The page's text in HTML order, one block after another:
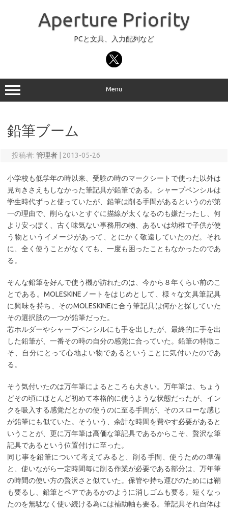
Aperture Priority
PCと文具、入力配列など
Menu
鉛筆ブーム
投稿者: 管理者 2013-05-26
小学校も低学年の時以来、受験の時のマークシートで使った以外は
見向きさえもしなかった筆記具が鉛筆である。シャープペンシルは
学生時代ずっと使っていたが、鉛筆は削る手間があるというのが第
一の理由で、削らないとすぐに描線が太くなるのも嫌だったし、何
より安っぽく、古く味気ない事務用の物、あるいは幼稚で子供が使
う物というイメージがあって、とにかく敬遠していたのだ。それ
に、全く使うことがなくても、一度も困ったこともなかったのであ
る。
そんな鉛筆を好んで使う機が訪れたのは、今から８年くらい前のこ
とである。MOLESKINEノートをはじめとして、様々な文具筆記具
に興味を持ち、そのMOLESKINEに合う筆記具は何かと探していた
その選択肢の一つが鉛筆だった。
芯ホルダーやシャープペンシルにも手を出したが、最終的に手を出
した鉛筆が、一番その時の自分の感覚に合っていた。鉛筆の特徴こ
そ、自分にとって心地よい物であるということに気付いたのであ
る。
そう気付いたのは万年筆によるところも大きい。万年筆は、ちょう
どその頃にほとんど初めて本格的に使うような状態だったが、イン
クを吸入する感覚だとかの使うのに至る手間が、そのスローな感じ
が鉛筆にも似ていた。そういう、余計な時間を費やす必要があると
いうことが、更に万年筆は高価な筆記具であるからこそ、贅沢な筆
記具であるという位置付けに至った。
同じ事を鉛筆について考えてみると、削る手間、使うための準備
と、使いながら一定時間毎に削る作業が必要である部分は、万年筆
の時間の使い方の贅沢さと似ていた。保管や持ち運びのためには鞘
も要るし、鉛筆とペアであるかのように消しゴムも要る。短くなっ
たのを無駄なく使い続ける為には補助軸も要る。筆記具それ自体は